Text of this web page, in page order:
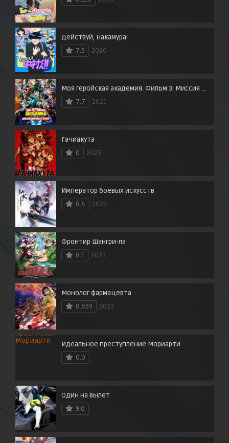
Действуй, Накамура!
7.5
2026
Моя геройская академия. Фильм 3: Миссия мировых героев
7.7
2021
Гачиакута
0
2025
Император боевых искусств
8.4
2023
Фронтир Шангри-ла
8.1
2023
Монолог фармацевта
8.659
2023
Идеальное преступление Мориарти
0.0
Один на вылет
9.0